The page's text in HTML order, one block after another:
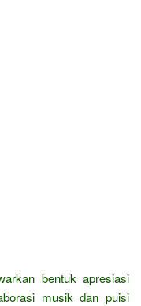
bentuk apresiasi
musik dan puisi